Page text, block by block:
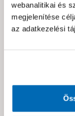
webanalitikai és
megjelenítése
az adatkezelési
Hibát